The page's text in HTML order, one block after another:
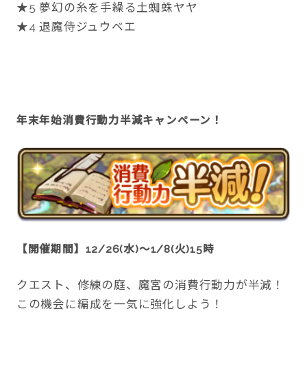
★5 夢幻の糸を手繰る土蜘蛛ヤヤ
★4 退魔侍ジュウベエ
年末年始消費行動力半減キャンペーン！
【開催期間】 12/26(水)～1/8(火)15時
クエスト、修練の庭、魔宮の消費行動力が半減！
この機会に編成を一気に強化しよう！